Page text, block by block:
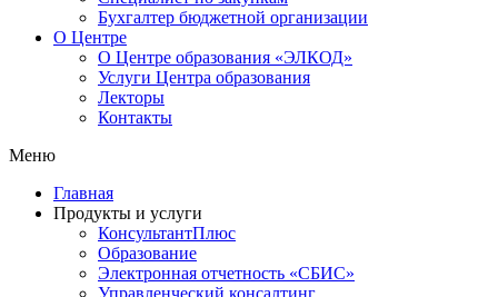
Бухгалтер бюджетной организации
О Центре
О Центре образования «ЭЛКОД»
Услуги Центра образования
Лекторы
Контакты
Меню
Главная
Продукты и услуги
КонсультантПлюс
Образование
Электронная отчетность «СБИС»
Управленческий консалтинг